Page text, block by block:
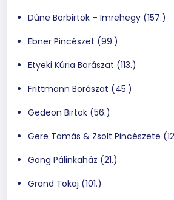
Dűne Borbirtok – Imrehegy (157.)
Ebner Pincészet (99.)
Etyeki Kúria Borászat (113.)
Frittmann Borászat (45.)
Gedeon Birtok (56.)
Gere Tamás & Zsolt Pincészete
Gong Pálinkaház (21.)
Grand Tokaj (101.)